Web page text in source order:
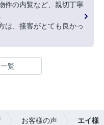
件の内覧など、親切丁寧
は、接客がとても良かっ
覧
お客様の声 エイ様